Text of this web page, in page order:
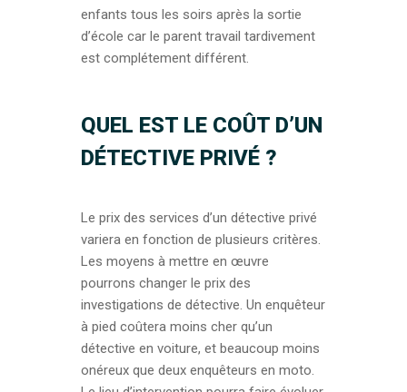
enfants tous les soirs après la sortie
d’école car le parent travail tardivement
est complétement différent.
QUEL EST LE COÛT D’UN
DÉTECTIVE PRIVÉ ?
Le prix des services d’un détective privé
variera en fonction de plusieurs critères.
Les moyens à mettre en œuvre
pourrons changer le prix des
investigations de détective. Un enquêteur
à pied coûtera moins cher qu’un
détective en voiture, et beaucoup moins
onéreux que deux enquêteurs en moto.